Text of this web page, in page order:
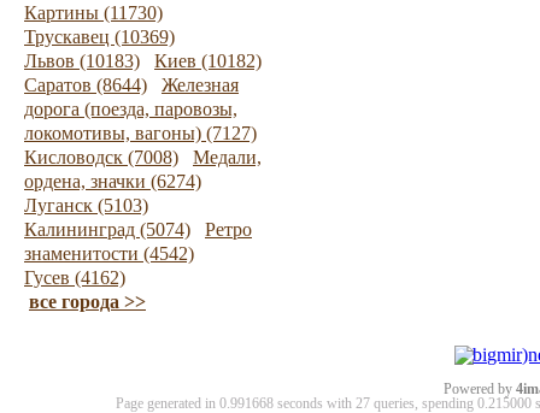
Картины (11730)
Трускавец (10369)
Львов (10183)
Киев (10182)
Саратов (8644)
Железная
дорога (поезда, паровозы,
локомотивы, вагоны) (7127)
Кисловодск (7008)
Медали,
ордена, значки (6274)
Луганск (5103)
Калининград (5074)
Ретро
знаменитости (4542)
Гусев (4162)
все города >>
Powered by
Page generated in 0.991668 seconds with 27 queries, spending